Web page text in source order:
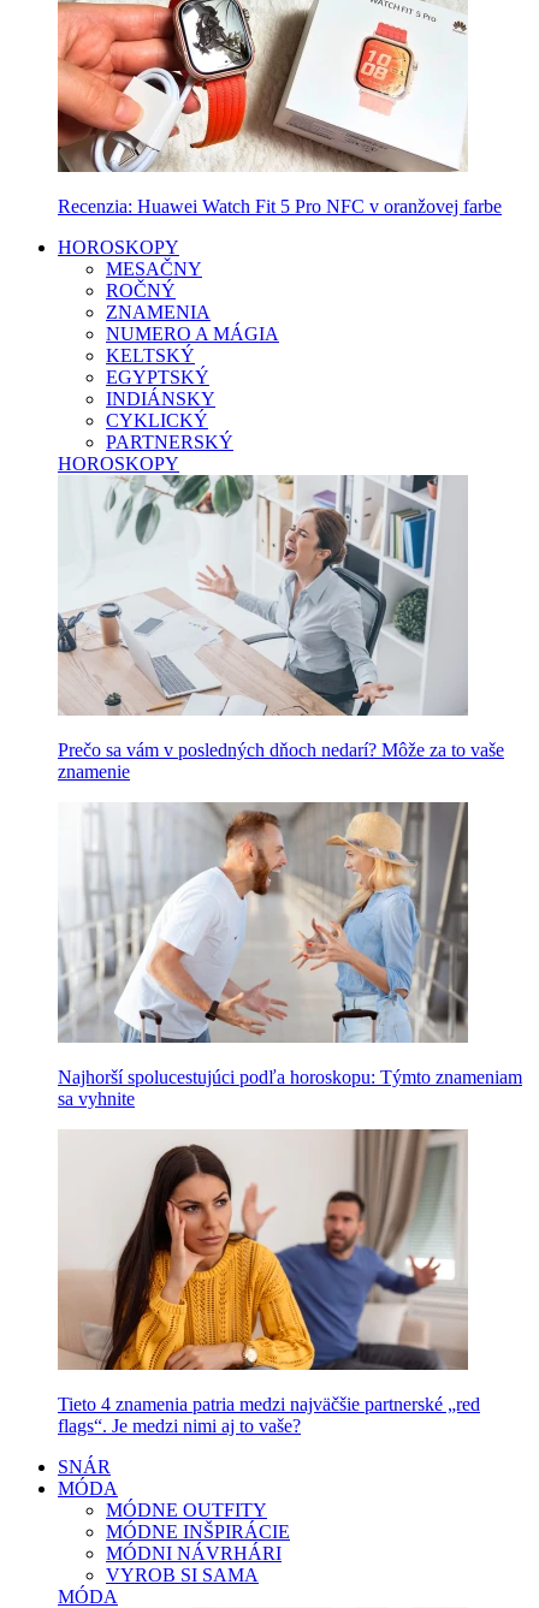
Recenzia: Huawei Watch Fit 5 Pro NFC v oranžovej farbe
HOROSKOPY
MESAČNY
ROČNÝ
ZNAMENIA
NUMERO A MÁGIA
KELTSKÝ
EGYPTSKÝ
INDIÁNSKY
CYKLICKÝ
PARTNERSKÝ
HOROSKOPY
Prečo sa vám v posledných dňoch nedarí? Môže za to vaše
znamenie
Najhorší spolucestujúci podľa horoskopu: Týmto znameniam
sa vyhnite
Tieto 4 znamenia patria medzi najväčšie partnerské „red
flags“. Je medzi nimi aj to vaše?
SNÁR
MÓDA
MÓDNE OUTFITY
MÓDNE INŠPIRÁCIE
MÓDNI NÁVRHÁRI
VYROB SI SAMA
MÓDA